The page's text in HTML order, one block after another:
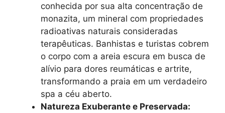
conhecida por sua alta concentração de
monazita, um mineral com propriedades
radioativas naturais consideradas
terapêuticas. Banhistas e turistas cobrem
o corpo com a areia escura em busca de
alívio para dores reumáticas e artrite,
transformando a praia em um verdadeiro
spa a céu aberto.
Natureza Exuberante e Preservada: